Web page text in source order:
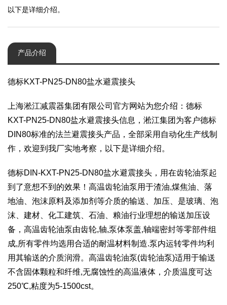
以下是详细介绍。
产品介绍
德标KXT-PN25-DN80盐水避震接头
上海淞江减震器集团有限公司官方网站为您介绍：德标
KXT-PN25-DN80盐水避震接头信息，淞江集团为客户德标
DIN80标准的法兰避震接头产品，全部采用自动化生产线制
作，欢迎到我厂实地考察，以下是详细介绍。
德标DIN-KXT-PN25-DN80盐水避震接头，用在齿轮油泵起
到了意想不到的效果！高温齿轮油泵用于渣油,煤焦油、落
地油、泡沫原料及添加剂等介质的输送、加压、是玻璃、泡
沫、建材、化工建筑、石油、粮油行业理想的输送加压设
备，高温齿轮油泵由齿轮,轴,泵体泵盖,轴端密封等零部件组
成,所有零件均选用合适的耐温材料制造.泵内运转零件均利
用其输送的介质润滑。高温齿轮油泵(齿轮油泵)适用于输送
不含固体颗粒和纤维,无腐蚀性的高温液体，介质温度可达
250℃,粘度为5-1500cst。